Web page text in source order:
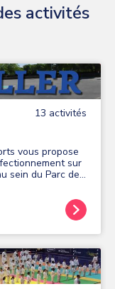
activités
13 activités
vous propose
sur
sein du Parc des
la vitesse
la pratique
6 à 74 ans !